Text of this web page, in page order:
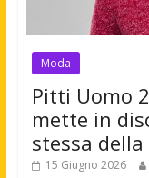
Moda
Pitti Uomo
mette in
stessa
15 Giugno 2026